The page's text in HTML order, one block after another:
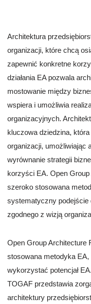
Architektura
organizacji, które chcą
zapewnić konkretne
działania EA pozwala
mostowanie między
wspiera i umożliwia
organizacyjnych.
kluczowa dziedzina, która
organizacji, umożliwiając
wyrównanie strategii
korzyści EA. Open
szeroko stosowana
systematyczny podejście
zgodnego z wizją
Open Group Architecture
stosowana metodyka
wykorzystać potencjał
TOGAF przedstawia
architektury